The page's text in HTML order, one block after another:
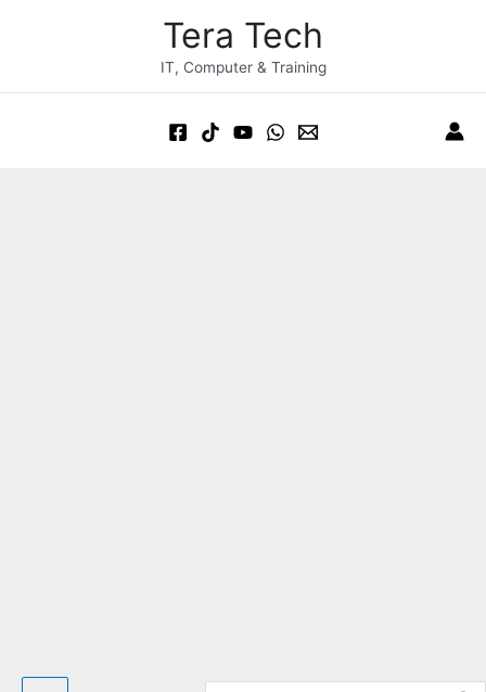
Tera Tech
IT, Computer & Training